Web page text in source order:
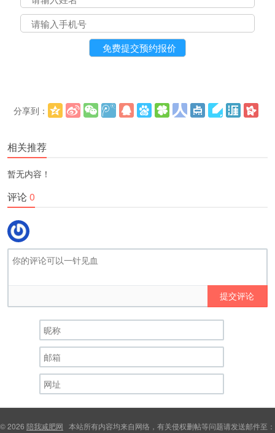
分享到：
相关推荐
暂无内容！
评论0
提交评论
© 2026 陪我减肥网 本站所有内容均来自网络，有关侵权删帖等问题请发送邮件至：